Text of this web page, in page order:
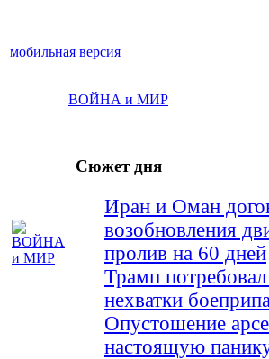
мобильная версия
ВОЙНА и МИР
Сюжет дня
Иран и Оман
возобновления
пролив на 60 дней
Трамп
нехватки
Опустошение
настоящую